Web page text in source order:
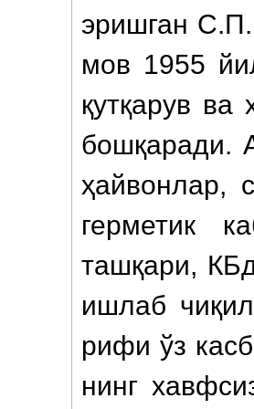
эришган
мов 1955
қутқарув
бошқаради.
ҳайвонлар,
герметик
ташқари,
ишлаб
рифи ўз
нинг